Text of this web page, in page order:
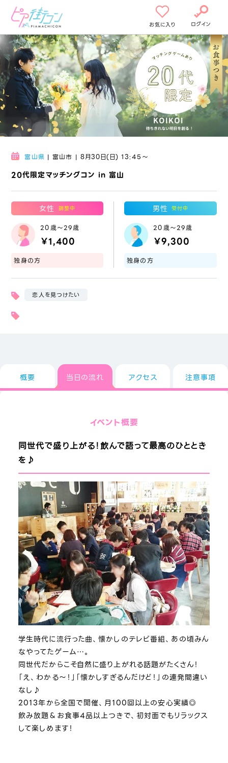
お気に入り ログイン
20代限定マッチングコン in 富山
富山県 | 富山市 | 8月30日(日) 13:45〜
女性 調整中
20歳～29歳
￥1,400
独身の方
男性 受付中
20歳～29歳
￥9,300
独身の方
恋人を見つけたい
概要 当日の流れ アクセス 注意事項
イベント概要
同世代で盛り上がる！飲んで語って最高のひととき
を♪
学生時代に流行った曲、懐かしのテレビ番組、あの頃みん
なやってたゲーム…。
同世代だからこそ自然に盛り上がれる話題がたくさん！
「え、わかる～！」「懐かしすぎるんだけど！」の連発間違い
なし♪
2013年から全国で開催、月100回以上の安心実績◎
飲み放題＆お食事4品以上つきで、初対面でもリラックス
して楽しめます！